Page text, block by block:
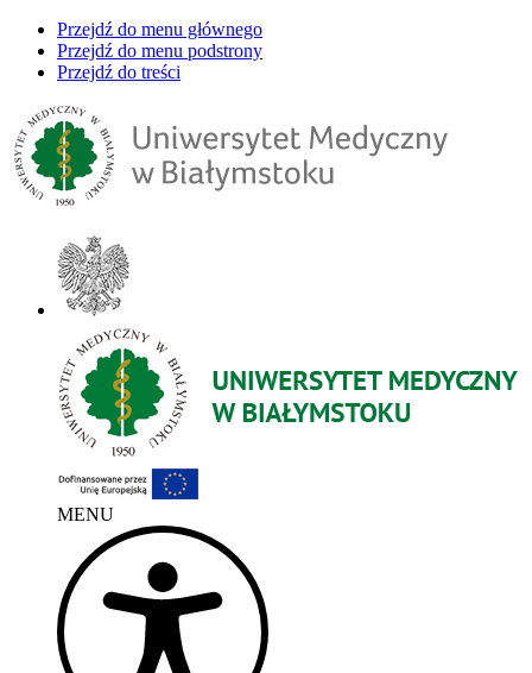
Przejdź do menu głównego
Przejdź do menu podstrony
Przejdź do treści
MENU